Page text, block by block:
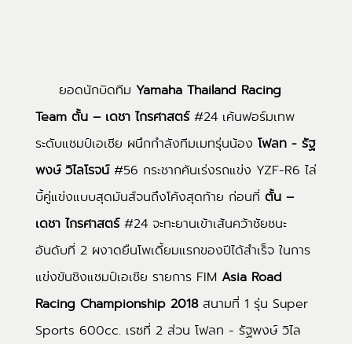
ยอดนักบิดทีม Yamaha Thailand Racing
Team ตั้น – เดชา ไกรศาสตร์ #24 เค้นฟอร์มเทพ
ระดับแชมป์เอเชีย ผนึกกำลังทีมเมทรุ่นน้อง โฟลท - รัฐ
พงษ์ วิไลโรจน์ #56 กระชากคันเร่งรถแข่ง YZF-R6 ไล่
บี้คู่แข่งแบบสุดมันส์จนถึงโค้งสุดท้าย ก่อนที่ ตั้น –
เดชา ไกรศาสตร์#24 จะทะยานเข้าเส้นคว้าชัยชนะ
อันดับที่ 2 ผงาดยืนโพเดี้ยมแรกของปีได้สำเร็จ ในการ
แข่งขันชิงแชมป์เอเชีย รายการ FIM Asia Road
Racing Championship 2018สนามที่ 1 รุ่น Super
Sports 600cc. เรซที่ 2 ส่วน โฟลท - รัฐพงษ์ วิไล